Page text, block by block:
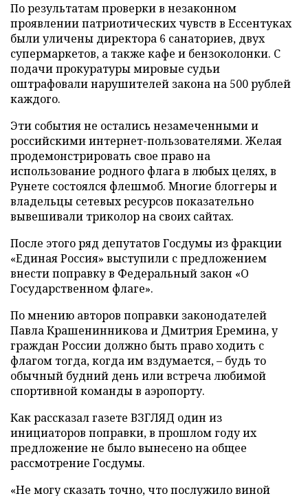
По результатам проверки в незаконном
проявлении патриотических чувств в Ессентуках
были уличены директора 6 санаториев, двух
супермаркетов, а также кафе и бензоколонки. С
подачи прокуратуры мировые судьи
оштрафовали нарушителей закона на 500 рублей
каждого.
Эти события не остались незамеченными и
российскими интернет-пользователями. Желая
продемонстрировать свое право на
использование родного флага в любых целях, в
Рунете состоялся флешмоб. Многие блоггеры и
владельцы сетевых ресурсов показательно
вывешивали триколор на своих сайтах.
После этого ряд депутатов Госдумы из фракции
«Единая Россия» выступили с предложением
внести поправку в Федеральный закон «О
Государственном флаге».
По мнению авторов поправки законодателей
Павла Крашенинникова и Дмитрия Еремина, у
граждан России должно быть право ходить с
флагом тогда, когда им вздумается, – будь то
обычный будний день или встреча любимой
спортивной команды в аэропорту.
Как рассказал газете ВЗГЛЯД один из
инициаторов поправки, в прошлом году их
предложение не было вынесено на общее
рассмотрение Госдумы.
«Не могу сказать точно, что послужило виной